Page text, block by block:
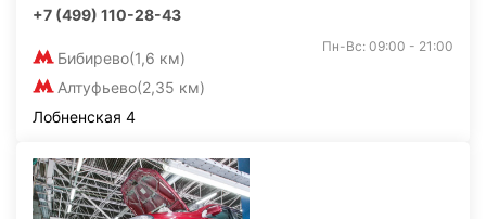
+7 (499) 110-28-43
Бибирево(1,6 км)
Алтуфьево(2,35 км)
Пн-Вс: 09:00 - 21:00
Лобненская 4